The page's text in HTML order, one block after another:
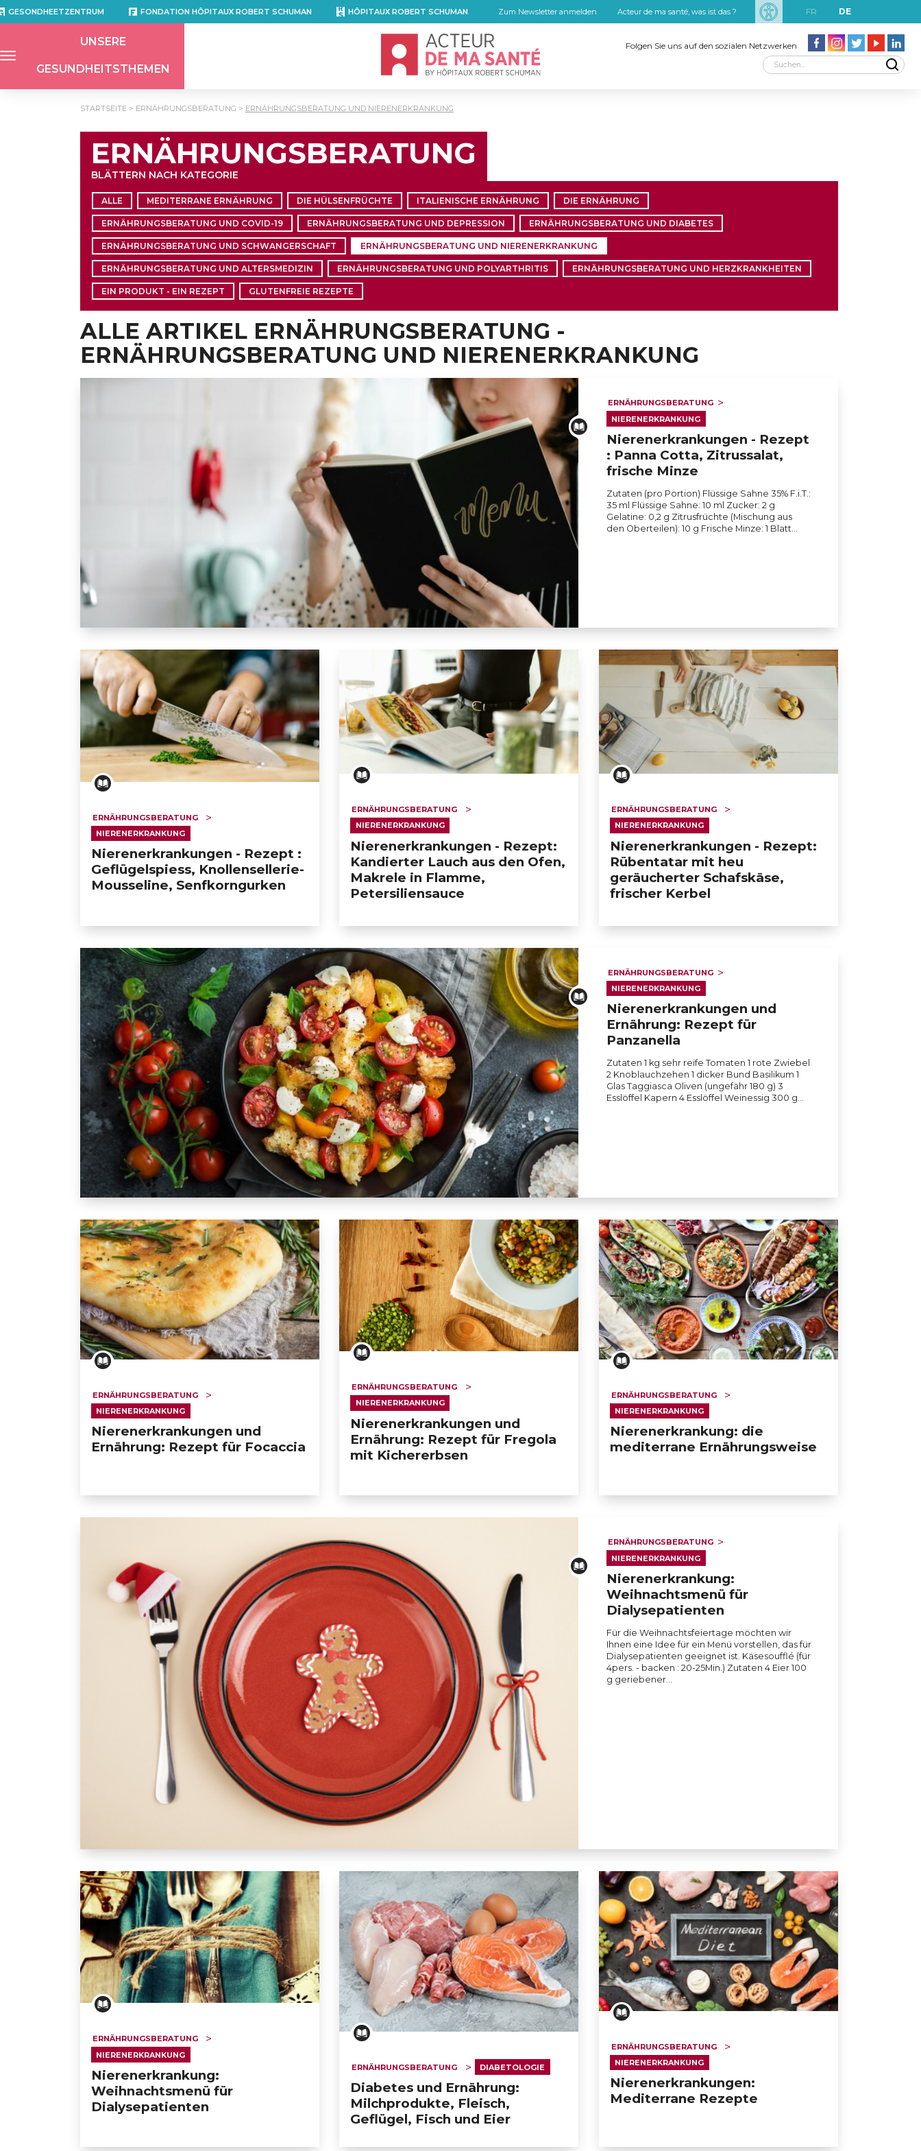
GESONDHEETZENTRUM FONDATION HÔPITAUX ROBERT SCHUMAN HÔPITAUX ROBERT SCHUMAN Zum Newsletter anmelden Acteur de ma santé, was ist das ? FR DE
UNSERE
GESUNDHEITSTHEMEN
Accueil - Acteur de ma santé, by HôpitauxRobert SchumanFolgen Sie uns auf den sozialen Netzwerken
STARTSEITE ERNÄHRUNGSBERATUNG ERNÄHRUNGSBERATUNG UND NIERENERKRANKUNG
ERNÄHRUNGSBERATUNG
BLÄTTERN NACH KATEGORIE
ALLE MEDITERRANE ERNÄHRUNG DIE HÜLSENFRÜCHTE ITALIENISCHE ERNÄHRUNG DIE ERNÄHRUNG
ERNÄHRUNGSBERATUNG UND COVID-19 ERNÄHRUNGSBERATUNG UND DEPRESSION ERNÄHRUNGSBERATUNG UND DIABETES
ERNÄHRUNGSBERATUNG UND SCHWANGERSCHAFT ERNÄHRUNGSBERATUNG UND NIERENERKRANKUNG
ERNÄHRUNGSBERATUNG UND ALTERSMEDIZIN ERNÄHRUNGSBERATUNG UND POLYARTHRITIS ERNÄHRUNGSBERATUNG UND HERZKRANKHEITEN
EIN PRODUKT - EIN REZEPT GLUTENFREIE REZEPTE
ALLE ARTIKEL ERNÄHRUNGSBERATUNG -
ERNÄHRUNGSBERATUNG UND NIERENERKRANKUNG
ERNÄHRUNGSBERATUNG
NIERENERKRANKUNG
Nierenerkrankungen - Rezept
: Panna Cotta, Zitrussalat,
frische Minze
Zutaten (pro Portion) Flüssige Sahne 35% F.i.T.:
35 ml Flüssige Sahne: 10 ml Zucker: 2 g
Gelatine: 0,2 g Zitrusfrüchte (Mischung aus
den Oberteilen): 10 g Frische Minze: 1 Blatt…
ERNÄHRUNGSBERATUNG
NIERENERKRANKUNG
Nierenerkrankungen - Rezept :
Geflügelspiess, Knollensellerie-
Mousseline, Senfkorngurken
ERNÄHRUNGSBERATUNG
NIERENERKRANKUNG
Nierenerkrankungen - Rezept:
Kandierter Lauch aus den Ofen,
Makrele in Flamme,
Petersiliensauce
ERNÄHRUNGSBERATUNG
NIERENERKRANKUNG
Nierenerkrankungen - Rezept:
Rübentatar mit heu
geräucherter Schafskäse,
frischer Kerbel
ERNÄHRUNGSBERATUNG
NIERENERKRANKUNG
Nierenerkrankungen und
Ernährung: Rezept für
Panzanella
Zutaten 1 kg sehr reife Tomaten 1 rote Zwiebel
2 Knoblauchzehen 1 dicker Bund Basilikum 1
Glas Taggiasca Oliven (ungefähr 180 g) 3
Esslöffel Kapern 4 Esslöffel Weinessig 300 g…
ERNÄHRUNGSBERATUNG
NIERENERKRANKUNG
Nierenerkrankungen und
Ernährung: Rezept für Focaccia
ERNÄHRUNGSBERATUNG
NIERENERKRANKUNG
Nierenerkrankungen und
Ernährung: Rezept für Fregola
mit Kichererbsen
ERNÄHRUNGSBERATUNG
NIERENERKRANKUNG
Nierenerkrankung: die
mediterrane Ernährungsweise
ERNÄHRUNGSBERATUNG
NIERENERKRANKUNG
Nierenerkrankung:
Weihnachtsmenü für
Dialysepatienten
Für die Weihnachtsfeiertage möchten wir
Ihnen eine Idee für ein Menü vorstellen, das für
Dialysepatienten geeignet ist. Käsesoufflé (für
4pers. - backen : 20-25Min.) Zutaten 4 Eier 100
g geriebener…
ERNÄHRUNGSBERATUNG
NIERENERKRANKUNG
Nierenerkrankung:
Weihnachtsmenü für
Dialysepatienten
ERNÄHRUNGSBERATUNG DIABETOLOGIE
Diabetes und Ernährung:
Milchprodukte, Fleisch,
Geflügel, Fisch und Eier
ERNÄHRUNGSBERATUNG
NIERENERKRANKUNG
Nierenerkrankungen:
Mediterrane Rezepte